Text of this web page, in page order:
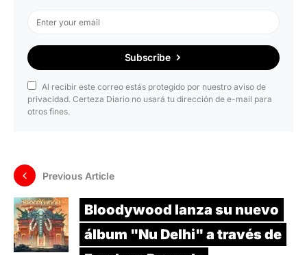
Subscribe
Al recibir este correo estás protegido por nuestro aviso de
privacidad. Certeza Diario no usará tu dirección de e-mail para
otros fines.
Previous Article
Bloodywood lanza su nuevo
álbum "Nu Delhi" a través de